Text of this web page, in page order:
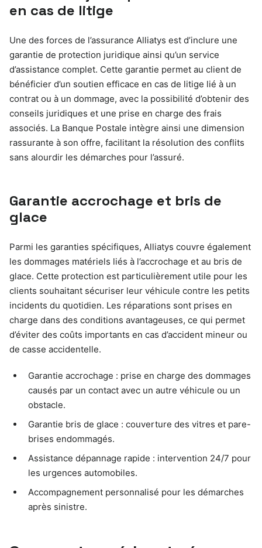
en cas de litige
Une des forces de l’assurance Alliatys est d’inclure une
garantie de protection juridique ainsi qu’un service
d’assistance complet. Cette garantie permet au client de
bénéficier d’un soutien efficace en cas de litige lié à un
contrat ou à un dommage, avec la possibilité d’obtenir des
conseils juridiques et une prise en charge des frais
associés. La Banque Postale intègre ainsi une dimension
rassurante à son offre, facilitant la résolution des conflits
sans alourdir les démarches pour l’assuré.
Garantie accrochage et bris de
glace
Parmi les garanties spécifiques, Alliatys couvre également
les dommages matériels liés à l’accrochage et au bris de
glace. Cette protection est particulièrement utile pour les
clients souhaitant sécuriser leur véhicule contre les petits
incidents du quotidien. Les réparations sont prises en
charge dans des conditions avantageuses, ce qui permet
d’éviter des coûts importants en cas d’accident mineur ou
de casse accidentelle.
Garantie accrochage : prise en charge des dommages
causés par un contact avec un autre véhicule ou un
obstacle.
Garantie bris de glace : couverture des vitres et pare-
brises endommagés.
Assistance dépannage rapide : intervention 24/7 pour
les urgences automobiles.
Accompagnement personnalisé pour les démarches
après sinistre.